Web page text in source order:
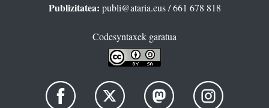
Publizitatea: publi@ataria.eus/ 661 678 818
Codesyntaxek garatua